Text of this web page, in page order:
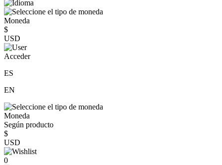
Moneda
$
USD
Acceder
ES
EN
Moneda
Según producto
$
USD
0